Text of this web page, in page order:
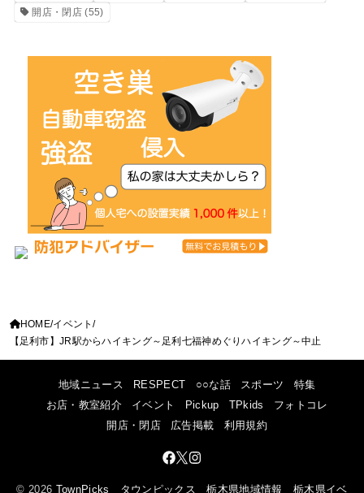
開店・閉店(55)
HOME イベント
【足利市】JR駅からハイキング～足利七福神めぐりハイキング～中止
地域ニュース RESPECT ○○な話 スポーツ
特集
お店・教室紹介
イベント Pickup TPkids
フォトコレ
開店・閉店
広告掲載 利用規約
© 2026 TownPicks タウンピックス 栃木県地域情報 栃木県イベ